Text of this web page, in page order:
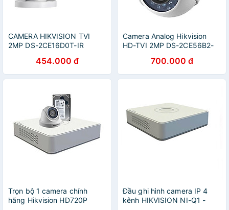
CAMERA HIKVISION TVI
2MP DS-2CE16D0T-IR
454.000 đ
Camera Analog Hikvision
HD-TVI 2MP DS-2CE56B2-
700.000 đ
Trọn bộ 1 camera chính
hãng Hikvision HD720P
Đầu ghi hình camera IP 4
kênh HIKVISION NI-Q1 -